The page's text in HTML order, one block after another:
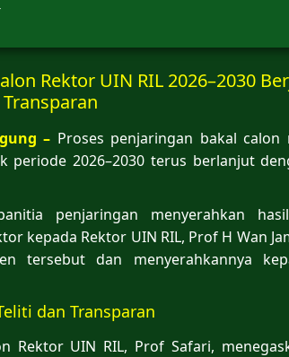
Rektor UIN RIL 2026–2030
Transparan
– Proses penjaringan bakal calon
periode 2026–2030 terus berlanjut
penjaringan menyerahkan
kepada Rektor UIN RIL, Prof H Wan
tersebut dan menyerahkannya
dan Transparan
Rektor UIN RIL, Prof Safari,